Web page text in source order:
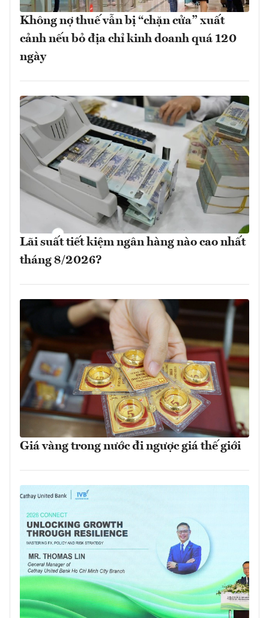
Không nợ thuế vẫn bị “chặn cửa” xuất
cảnh nếu bỏ địa chỉ kinh doanh quá 120
ngày
Lãi suất tiết kiệm ngân hàng nào cao nhất
tháng 8/2026?
Giá vàng trong nước đi ngược giá thế giới